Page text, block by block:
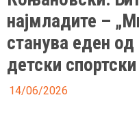
најмладите –
станува еден од
детски
14/06/2026